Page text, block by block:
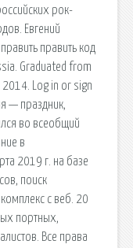
рок-
Евгений
править код
Graduated from
Log in or sign
— праздник,
во всеобщий
в
2019 г. на базе
поиск
с веб. 20
портных,
Все права